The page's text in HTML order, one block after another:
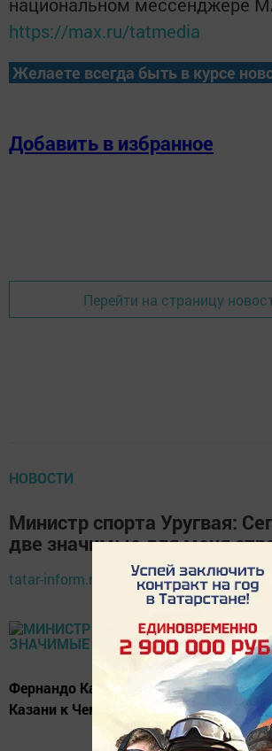
https://max.ru/tatmedia
Желаете всегда быть в курсе
Добавить в избранное
Перейти на страницу
НОВОСТИ
Министр спорта Уругвая:
две значимые для меня
tatar-inform.ru, 16 июня 2018 - 14:09
Фернандо Касерес высоко оценил
Казани к Чемпионату мира по футболу.